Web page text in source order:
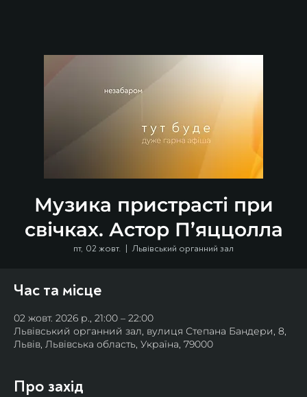
Музика пристрасті при
свічках. Астор П’яццолла
пт, 02 жовт.
  |
Львівський органний зал
Час та місце
02 жовт. 2026 р., 21:00 – 22:00
Львівський органний зал, вулиця Степана Бандери, 8,
Львів, Львівська область, Україна, 79000
Про захід